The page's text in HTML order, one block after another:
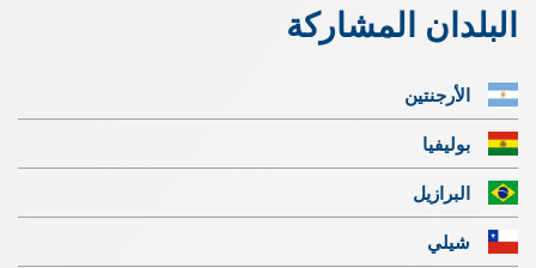
البلدان المشاركة
الأرجنتين
بوليفيا
البرازيل
شيلي